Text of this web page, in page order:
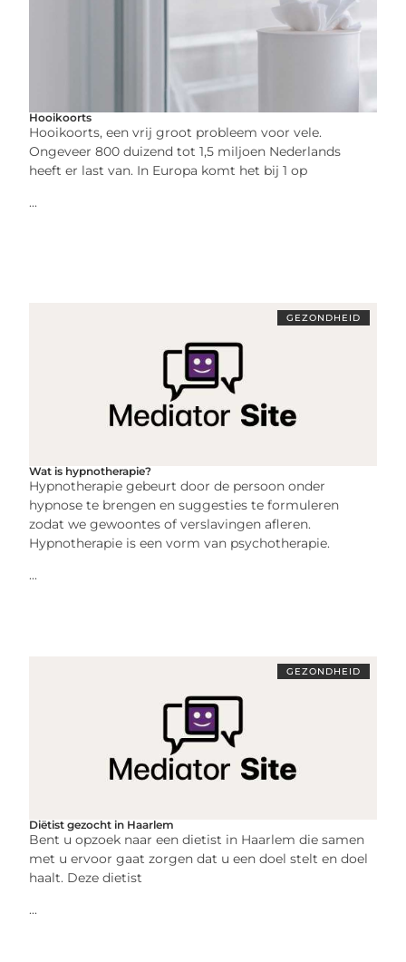
Hooikoorts
Hooikoorts, een vrij groot probleem voor vele.
Ongeveer 800 duizend tot 1,5 miljoen Nederlands
heeft er last van. In Europa komt het bij 1 op
...
GEZONDHEID
Wat is hypnotherapie?
Hypnotherapie gebeurt door de persoon onder
hypnose te brengen en suggesties te formuleren
zodat we gewoontes of verslavingen afleren.
Hypnotherapie is een vorm van psychotherapie.
...
GEZONDHEID
Diëtist gezocht in Haarlem
Bent u opzoek naar een dietist in Haarlem die samen
met u ervoor gaat zorgen dat u een doel stelt en doel
haalt. Deze dietist
...